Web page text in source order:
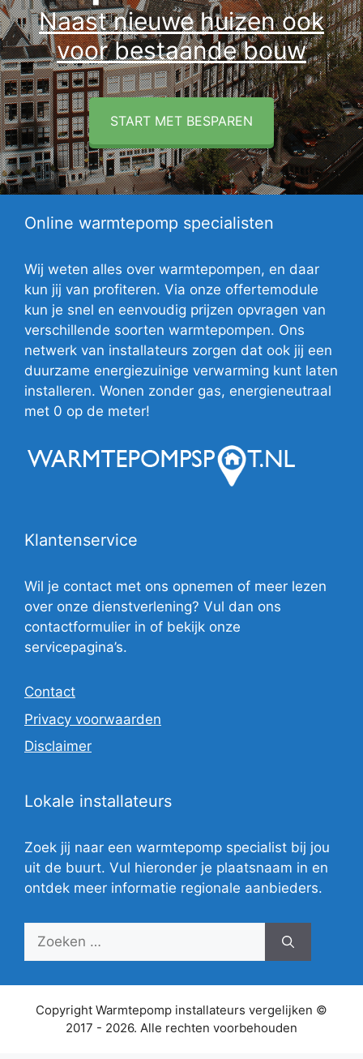
Naast nieuwe huizen ook
voor bestaande bouw
START MET BESPAREN
Online warmtepomp specialisten
Wij weten alles over warmtepompen, en daar
kun jij van profiteren. Via onze offertemodule
kun je snel en eenvoudig prijzen opvragen van
verschillende soorten warmtepompen. Ons
netwerk van installateurs zorgen dat ook jij een
duurzame energiezuinige verwarming kunt laten
installeren. Wonen zonder gas, energieneutraal
met 0 op de meter!
Klantenservice
Wil je contact met ons opnemen of meer lezen
over onze dienstverlening? Vul dan ons
contactformulier in of bekijk onze
servicepagina’s.
Contact
Privacy voorwaarden
Disclaimer
Lokale installateurs
Zoek jij naar een warmtepomp specialist bij jou
uit de buurt. Vul hieronder je plaatsnaam in en
ontdek meer informatie regionale aanbieders.
Zoek
Copyright Warmtepomp installateurs vergelijken ©
2017 - 2026. Alle rechten voorbehouden